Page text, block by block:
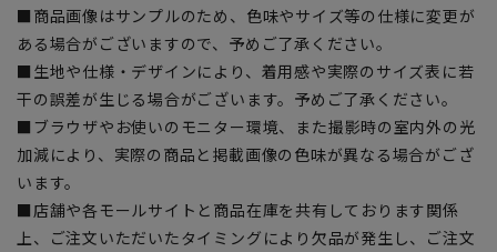
■商品画像はサンプルのため、色味やサイズ等の仕様に変更が
ある場合がございますので、予めご了承ください。
■生地や仕様・デザインにより、着用感や実際のサイズ表に若
干の誤差が生じる場合がございます。予めご了承ください。
■ブラウザやお使いのモニター環境、また撮影時の室内外の光
加減により、実際の商品と掲載画像の色味が異なる場合がござ
います。
■店舗や各モールサイトと商品在庫を共有しております関係
上、ご注文いただいたタイミングにより欠品が発生し、ご注文